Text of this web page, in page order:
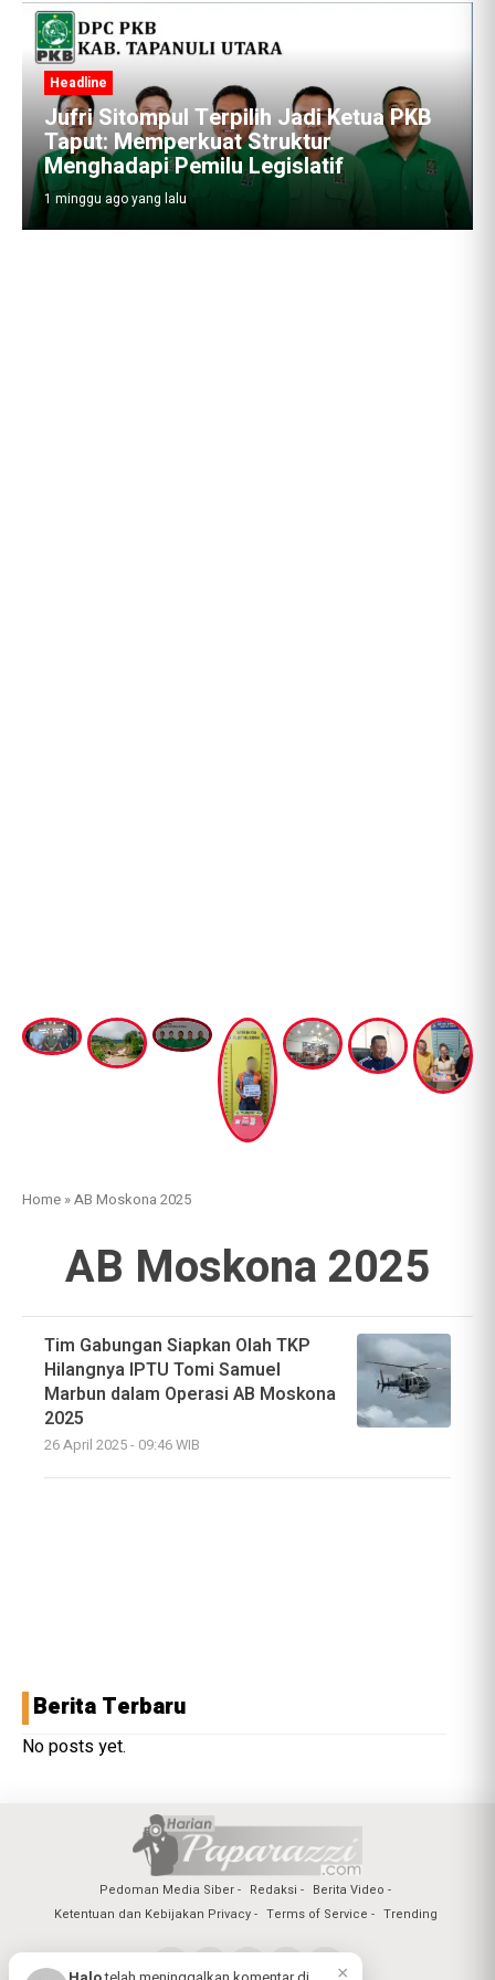
Headline
Jufri Sitompul Terpilih Jadi Ketua PKB
Taput: Memperkuat Struktur
Menghadapi Pemilu Legislatif
1 minggu ago yang lalu
Home »AB Moskona 2025
AB Moskona 2025
Tim Gabungan Siapkan Olah TKP
Hilangnya IPTU Tomi Samuel
Marbun dalam Operasi AB Moskona
2025
26 April 2025 - 09:46 WIB
Berita Terbaru
No posts yet.
Pedoman Media Siber Redaksi
Berita Video
Ketentuan dan Kebijakan Privacy
Terms of Service Trending
×